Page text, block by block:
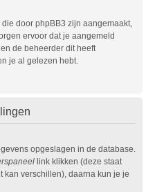
door phpBB3 zijn aangemaakt,
ervoor dat je aangemeld
de beheerder dit heeft
je al gelezen hebt.
opgeslagen in de database.
link klikken (deze staat
kan verschillen), daarna kun je je